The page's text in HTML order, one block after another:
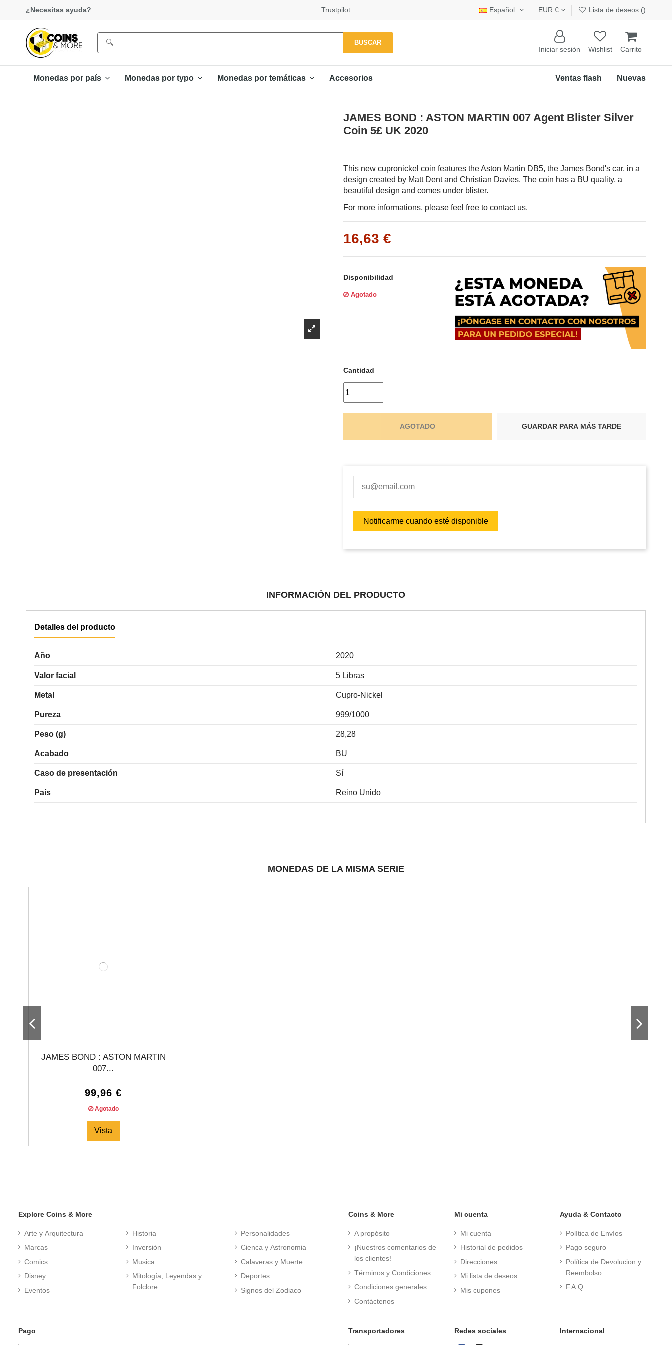
Γ
¿Necesitas ayuda? Trustpilot Español EUR € Lista de deseos ()
BUSCAR
Iniciar sesión Wishlist Carrito
Monedas por país Monedas por typo Monedas por temáticas Accesorios Nuevas
Ventas flash
JAMES BOND : ASTON MARTIN 007 Agent Blister Silver
Coin 5£ UK 2020
This new cupronickel coin features the Aston Martin DB5, the James Bond's car, in a
design created by Matt Dent and Christian Davies. The coin has a BU quality, a
beautiful design and comes under blister.
For more informations, please feel free to contact us.
16,63 €
Disponibilidad
Agotado
Cantidad
AGOTADO GUARDAR PARA MÁS TARDE
INFORMACIÓN DEL PRODUCTO
Detalles del producto
Año 2020
Valor facial 5 Libras
Metal Cupro-Nickel
Pureza 999/1000
Peso (g) 28,28
Acabado BU
Caso de presentación Sí
País Reino Unido
MONEDAS DE LA MISMA SERIE
JAMES BOND : ASTON MARTIN
007...
99,96 €
Agotado
Vista
Explore Coins & More
Arte y Arquitectura
Marcas
Comics
Disney
Eventos
Historia
Inversión
Musica
Mitología, Leyendas y
Folclore
Personalidades
Cienca y Astronomia
Calaveras y Muerte
Deportes
Signos del Zodiaco
Coins & More
A propósito
¡Nuestros comentarios de
los clientes!
Términos y Condiciones
Condiciones generales
Contáctenos
Mi cuenta
Mi cuenta
Historial de pedidos
Direcciones
Mi lista de deseos
Mis cupones
Ayuda & Contacto
Política de Envíos
Pago seguro
Política de Devolucion y
Reembolso
F.A.Q
Pago Transportadores Redes sociales Internacional